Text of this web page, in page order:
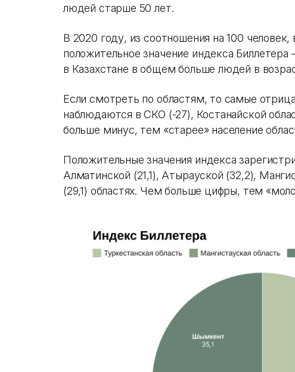
людей старше 50 лет.
В 2020 году, из соотношения на 100 человек,
положительное значение индекса
в Казахстане в общем больше людей в
Если смотреть по областям, то самые
наблюдаются в СКО (-27), Костанайской
больше минус, тем «старее» население
Положительные значения индекса
Алматинской (21,1), Атырауской (32,2),
(29,1) областях. Чем больше цифры, тем